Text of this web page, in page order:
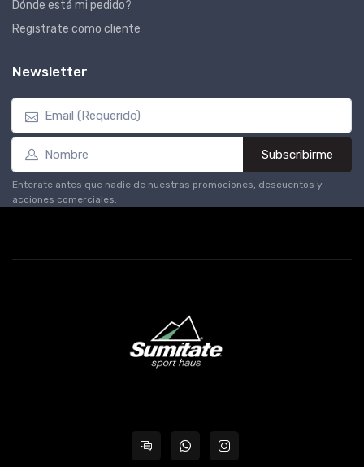
Dónde está mi pedido?
Registrate como cliente
Newsletter
Subscribirme
Enterate antes que nadie de nuestras promociones, descuentos y
acciones comerciales.